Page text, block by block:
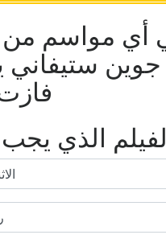
أي مواسم
الذي